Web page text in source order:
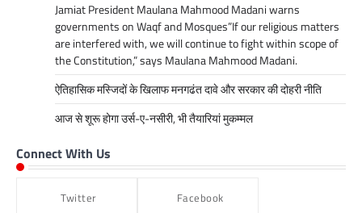
Jamiat President Maulana Mahmood Madani warns
governments on Waqf and Mosques”If our religious matters
are interfered with, we will continue to fight within scope of
the Constitution,” says Maulana Mahmood Madani.
ऐतिहासिक मस्जिदों के खिलाफ मनगढंत दावे और सरकार की दोहरी नीति
आज से शूरू होगा उर्स-ए-नसीरी, भी तैयारियां मुकम्मल
Connect With Us
Twitter Facebook